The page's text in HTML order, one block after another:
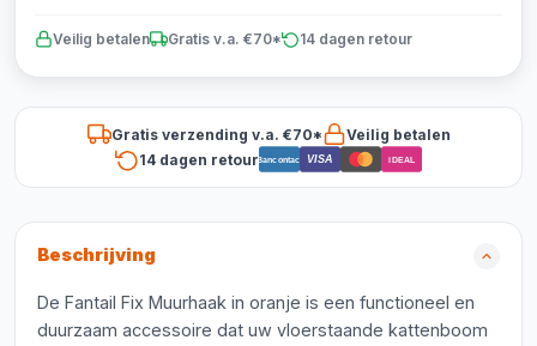
Veilig betalen Gratis v.a. €70* 14 dagen retour
Gratis verzending v.a. €70*
Veilig betalen
14 dagen retourBancontact VISA iDEAL
Beschrijving
De Fantail Fix Muurhaak in oranje is een functioneel en
duurzaam accessoire dat uw vloerstaande kattenboom